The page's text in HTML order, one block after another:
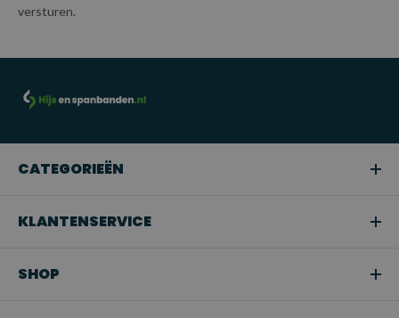
versturen.
CATEGORIEËN
KLANTENSERVICE
SHOP